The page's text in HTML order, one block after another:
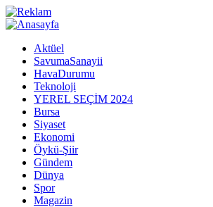
Aktüel
SavumaSanayii
HavaDurumu
Teknoloji
YEREL SEÇİM 2024
Bursa
Siyaset
Ekonomi
Öykü-Şiir
Gündem
Dünya
Spor
Magazin